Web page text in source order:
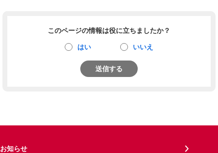
このページの情報は役に立ちましたか？
はい いいえ
送信する
お知らせ